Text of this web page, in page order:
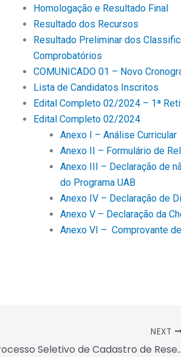
Homologação e Resultado Final
Resultado dos Recursos
Resultado Preliminar dos
Comprobatórios
COMUNICADO 01 – Novo
Lista de Candidatos Inscritos
Edital Completo 02/2024 – 1ª
Edital Completo 02/2024
Anexo I – Análise Curricular
Anexo II – Formulário de
Anexo III – Declaração de
do Programa UAB
Anexo IV – Declaração de
Anexo V – Declaração da
Anexo VI – Comprovante
NEXT
Processo Seletivo de Cadastro de Reserva para Equipe Multidisciplinar para atuar em